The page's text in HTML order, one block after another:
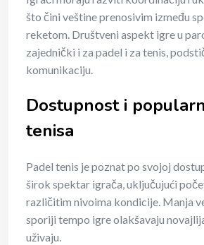
što čini veštine prenosivim između
reketom. Društveni aspekt igre u
zajednički i za padel i za tenis,
komunikaciju.
Dostupnost i
tenisa
Padel tenis je poznat po svojoj
širok spektar igrača, uključujući
različitim nivoima kondicije. Manja
sporiji tempo igre olakšavaju
uživaju.